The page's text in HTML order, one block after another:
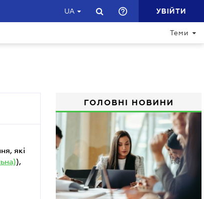
UA УВІЙТИ
Теми
),
ГОЛОВНІ НОВИНИ